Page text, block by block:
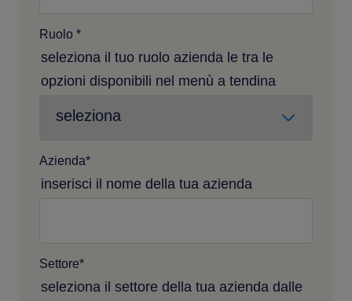
Ruolo *
seleziona il tuo ruolo azienda le tra le
opzioni disponibili nel menù a tendina
Azienda*
inserisci il nome della tua azienda
Settore*
seleziona il settore della tua azienda dalle